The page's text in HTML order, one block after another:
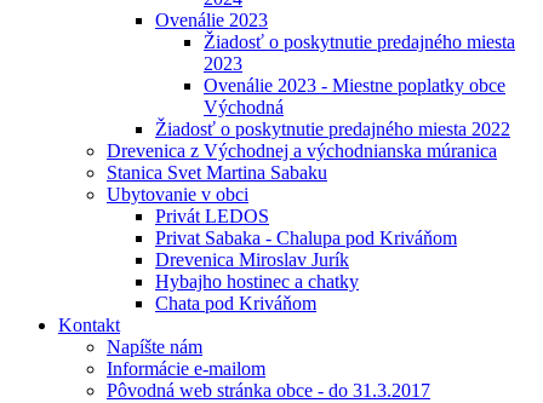
Ovenálie 2023
Žiadosť o poskytnutie predajného miesta
2023
Ovenálie 2023 - Miestne poplatky obce
Východná
Žiadosť o poskytnutie predajného miesta 2022
Drevenica z Východnej a východnianska múranica
Stanica Svet Martina Sabaku
Ubytovanie v obci
Privát LEDOS
Privat Sabaka - Chalupa pod Kriváňom
Drevenica Miroslav Jurík
Hybajho hostinec a chatky
Chata pod Kriváňom
Kontakt
Napíšte nám
Informácie e-mailom
Pôvodná web stránka obce - do 31.3.2017